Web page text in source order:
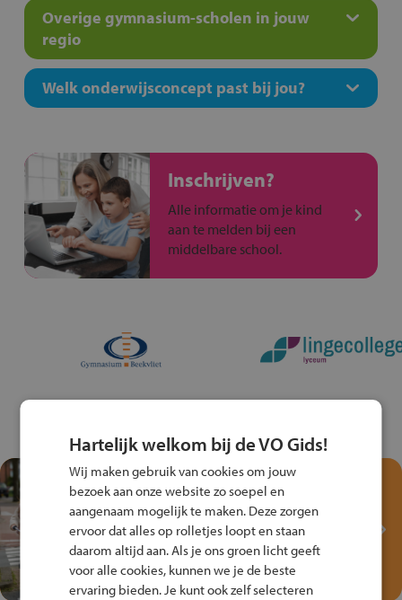
Overige gymnasium-scholen in jouw
regio
Welk onderwijsconcept past bij jou?
Inschrijven?
Alle informatie om je kind
aan te melden bij een
middelbare school.
Test je kennis met het
Fiets Veilig
Verkeersspel!
Speel het Fiets Veilig Verkeersspel
en win een Cortina-fiets!
Hartelijk welkom bij de VO Gids!
Wij maken gebruik van cookies om jouw
bezoek aan onze website zo soepel en
aangenaam mogelijk te maken. Deze zorgen
ervoor dat alles op rolletjes loopt en staan
daarom altijd aan. Als je ons groen licht geeft
voor alle cookies, kunnen we je de beste
ervaring bieden. Je kunt ook zelf selecteren